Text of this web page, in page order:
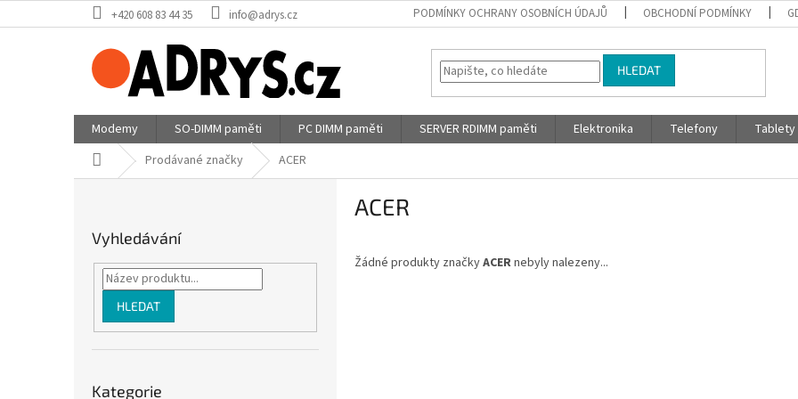
na
+420 608 83 44 35 info@adrys.cz PODMÍNKY OCHRANY OSOBNÍCH ÚDAJŮ OBCHODNÍ PODMÍNKY
HLEDAT
Modemy SO-DIMM paměti PC DIMM paměti SERVER RDIMM paměti Elektronika Telefony Tablety
Domů Prodávané značky ACER
Vyhledávání
HLEDAT
kategorie
Kategorie
ACER
Žádné produkty značkyACERnebyly nalezeny...